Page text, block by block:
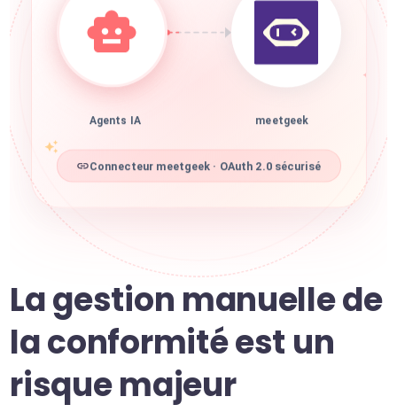
Agents IA meetgeek
Connecteur meetgeek · OAuth 2.0 sécurisé
La gestion manuelle de
la conformité est un
risque majeur